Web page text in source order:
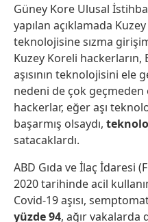
Güney Kore Ulusal
yapılan açıklamada
teknolojisine sızma
Kuzey Koreli
aşısının teknolojisini ele
nedeni de çok geçmeden
hackerlar, eğer aşı
başarmış olsaydı,
satacaklardı.
ABD Gıda ve İlaç İdaresi
2020 tarihinde acil
Covid-19 aşısı,
yüzde 94, ağır vakalarda